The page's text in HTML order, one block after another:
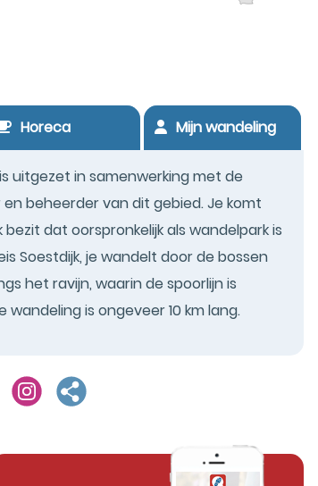
Horeca Mijn wandeling
uitgezet in samenwerking met de
beheerder van dit gebied. Je komt
dat oorspronkelijk als wandelpark is
Soestdijk, je wandelt door de bossen
het ravijn, waarin de spoorlijn is
is ongeveer 10 km lang.